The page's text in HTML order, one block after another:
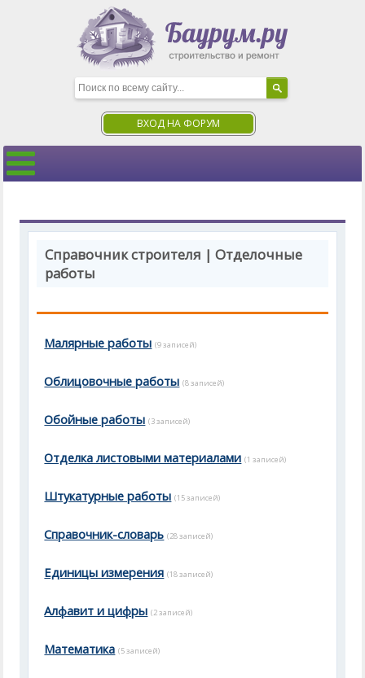
ВХОД НА ФОРУМ
Справочник строителя | Отделочные
работы
Малярные работы (9 записей)
Облицовочные работы (8 записей)
Обойные работы (3 записей)
Отделка листовыми материалами (1 записей)
Штукатурные работы (15 записей)
Справочник-словарь (28 записей)
Единицы измерения (18 записей)
Алфавит и цифры (2 записей)
Математика (5 записей)